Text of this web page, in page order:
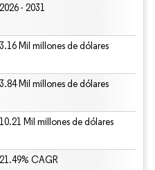
2026 - 2031
3.16 Mil millones de dólares
3.84 Mil millones de dólares
10.21 Mil millones de dólares
21.49% CAGR